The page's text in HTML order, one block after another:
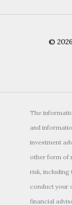
©
The
and
investment
other form of
risk, including
conduct your
financial